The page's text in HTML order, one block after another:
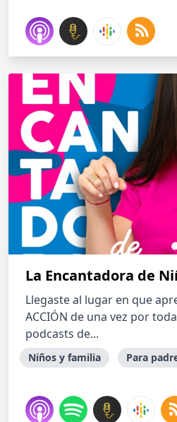
La Encantadora de
Llegaste al lugar en que
ACCIÓN de una vez por
podcasts de...
Niños y familia Para